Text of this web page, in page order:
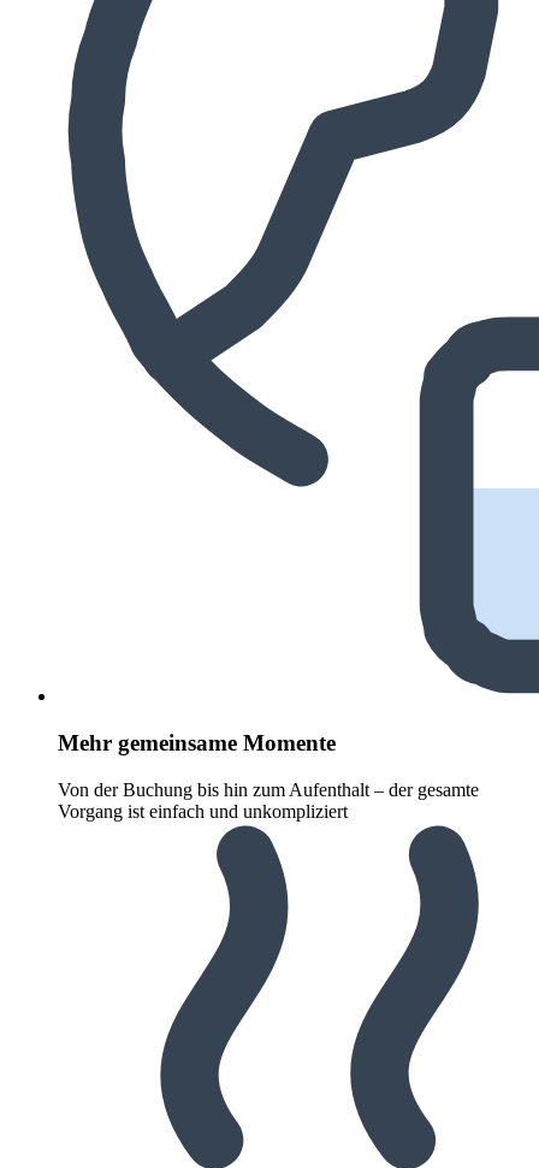
Mehr gemeinsame Momente
Von der Buchung bis hin zum Aufenthalt – der gesamte
Vorgang ist einfach und unkompliziert